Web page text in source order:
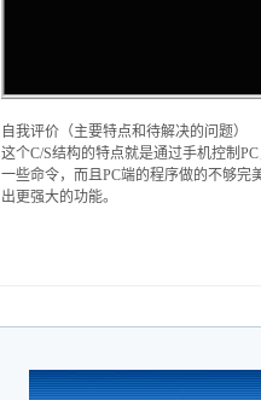
自我评价（主要特点和待解决的问题）
这个C/S结构的特点就是通过手机控制
一些命令，而且PC端的程序做的不够完
出更强大的功能。